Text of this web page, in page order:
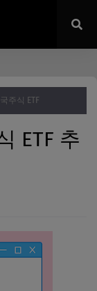
주식 ETF
ETF 추